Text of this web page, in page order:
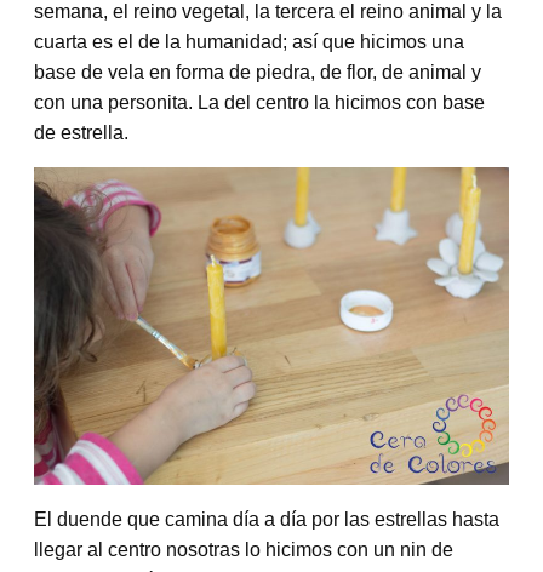
semana, el reino vegetal, la tercera el reino animal y la
cuarta es el de la humanidad; así que hicimos una
base de vela en forma de piedra, de flor, de animal y
con una personita. La del centro la hicimos con base
de estrella.
El duende que camina día a día por las estrellas hasta
llegar al centro nosotras lo hicimos con un nin de